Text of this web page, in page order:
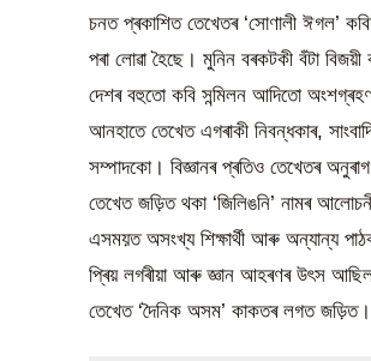
চনত প্ৰকাশিত তেখেতৰ ‘সোণালী ঈগল’
পৰা লোৱা হৈছে। মুনিন বৰকটকী বঁটা বিজয়ী
দেশৰ বহুতো কবি সন্মিলন আদিতো
আনহাতে তেখেত এগৰাকী নিবন্ধকাৰ,
সম্পাদকো। বিজ্ঞানৰ প্ৰতিও তেখেতৰ
তেখেত জড়িত থকা ‘জিলিঙনি’ নামৰ
এসময়ত অসংখ্য শিক্ষাৰ্থী আৰু অন্যান্য
প্ৰিয় লগৰীয়া আৰু জ্ঞান আহৰণৰ উৎস
তেখেত ‘দৈনিক অসম’ কাকতৰ লগত জড়িত।